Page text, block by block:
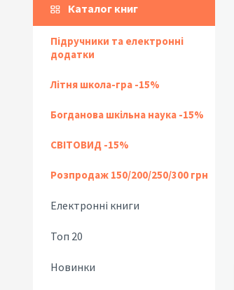
Каталог книг
Підручники та електронні
додатки
Літня школа-гра -15%
Богданова шкільна наука -15%
СВІТОВИД -15%
Розпродаж 150/200/250/300 грн
Електронні книги
Топ 20
Новинки